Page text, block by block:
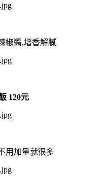
椒醬,增香解膩
120元
用加量就很多